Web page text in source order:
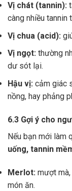
Vị chát (tannin):
càng nhiều tannin
Vị chua (acid):
Vị ngọt: thường
dư sót lại.
Hậu vị: cảm giác
nồng, hay phảng
6.3 Gợi ý cho
Nếu bạn mới làm
uống, tannin
Merlot: mượt
món ăn.